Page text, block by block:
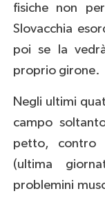
fisiche non
Slovacchia
poi se la
proprio girone.
Negli ultimi
campo
petto, contro
(ultima
problemini